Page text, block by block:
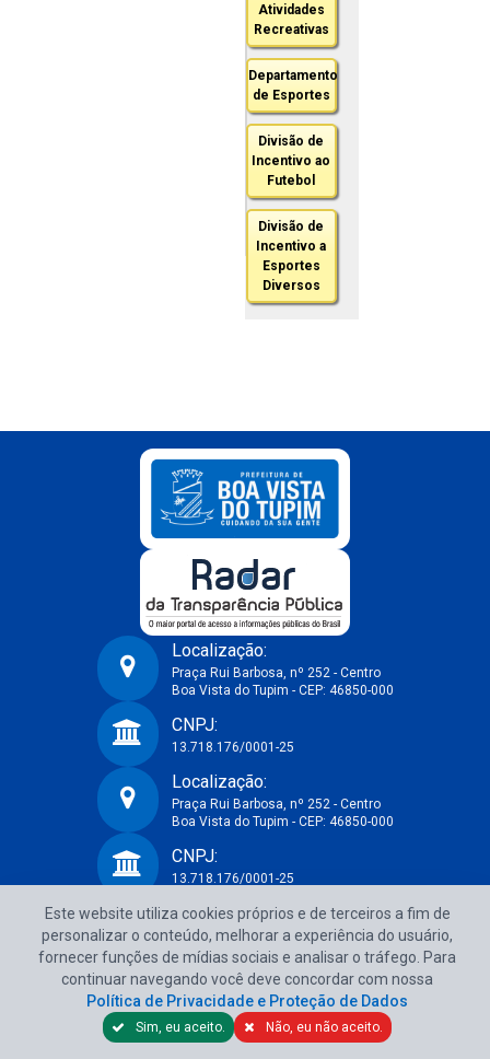
Atividades
Recreativas
Departamento
de Esportes
Divisão de
Incentivo ao
Futebol
Divisão de
Incentivo a
Esportes
Diversos
Prefeitura Municipal de Boa Vista do Tupim-BA
Localização:
Praça Rui Barbosa, nº 252 - Centro
Boa Vista do Tupim - CEP: 46850-000
CNPJ:
13.718.176/0001-25
Localização:
Praça Rui Barbosa, nº 252 - Centro
Boa Vista do Tupim - CEP: 46850-000
CNPJ:
13.718.176/0001-25
Política de Privacidade e Proteção de Dados
Este website utiliza cookies próprios e de terceiros a fim de
personalizar o conteúdo, melhorar a experiência do usuário,
fornecer funções de mídias sociais e analisar o tráfego. Para
continuar navegando você deve concordar com nossa
Política de Privacidade e Proteção de Dados
Sim, eu aceito. Não, eu não aceito.